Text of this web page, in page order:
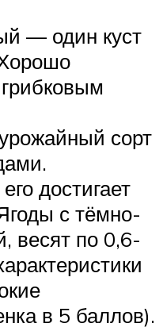
— один куст
сорт
достигает
с тёмно-
весят по 0,6-
в 5 баллов).